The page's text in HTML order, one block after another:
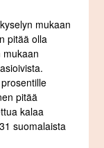
mukaan
pitää olla
mukaan
pitää
kalaa
suomalaista